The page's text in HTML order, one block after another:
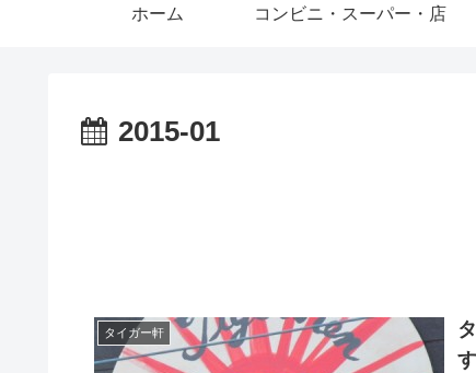
ホーム コンビニ・スーパー・店
2015-01
タイガー軒